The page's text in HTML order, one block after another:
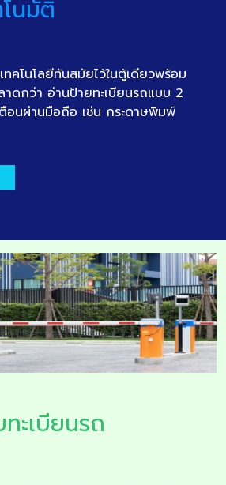
นมัติ
คโนโลยีทันสมัยไว้ในตู้เดียวพร้อม
ดกว่า อ่านป้ายทะเบียนรถแบบ 2
อนผ่านมือถือ เช่น กระดาษพิมพ์
ะเบียนรถ